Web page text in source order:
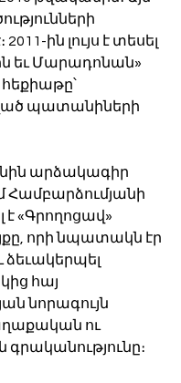
ին լույս է տեսել
եւ Մարադոնան»
պատանիների
արձակագիր
Համբարձումյանի
է «Գրողոցավ»
որի նպատակն էր
ձեւակերպել
հայ
նորագույն
ու